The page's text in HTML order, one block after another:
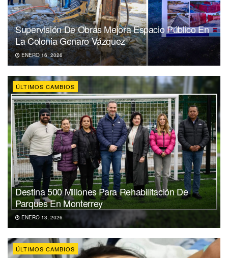
Supervisión De Obras Mejora Espacio Público En
La Colonia Genaro Vázquez
ENERO 16, 2026
ÚLTIMOS CAMBIOS
Destina 500 Millones Para Rehabilitación De
Parques En Monterrey
ENERO 13, 2026
ÚLTIMOS CAMBIOS